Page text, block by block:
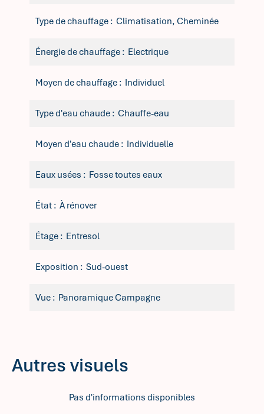
Type de chauffage Climatisation, Cheminée
Énergie de chauffage Electrique
Moyen de chauffage Individuel
Type d'eau chaude Chauffe-eau
Moyen d'eau chaude Individuelle
Eaux usées Fosse toutes eaux
État À rénover
Étage Entresol
Exposition Sud-ouest
Vue Panoramique Campagne
Autres visuels
Pas d'informations disponibles